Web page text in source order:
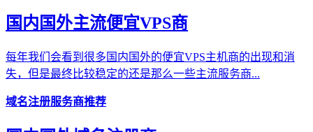
国内国外主流便宜VPS商
每年我们会看到很多国内国外的便宜VPS主机商的出现和消
失，但是最终比较稳定的还是那么一些主流服务商...
域名注册服务商推荐